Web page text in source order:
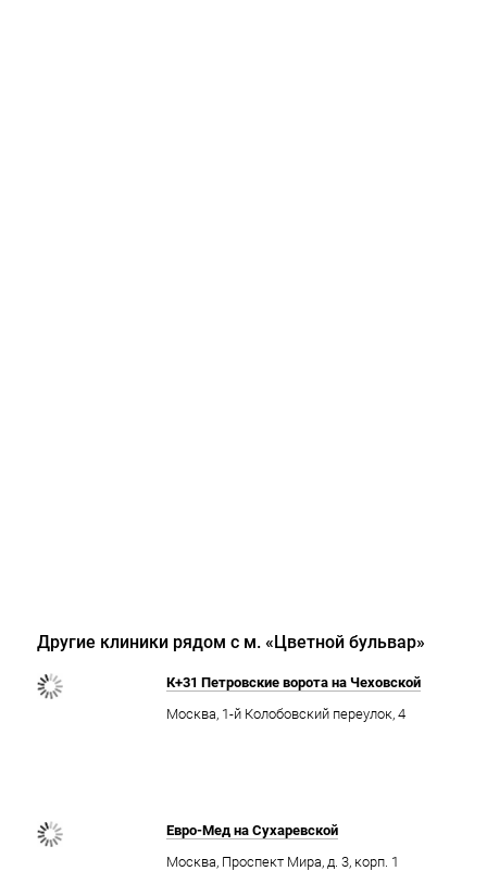
Другие клиники рядом с м. «Цветной бульвар»
К+31 Петровские ворота на Чеховской
Москва, 1-й Колобовский переулок, 4
Евро-Мед на Сухаревской
Москва, Проспект Мира, д. 3, корп. 1